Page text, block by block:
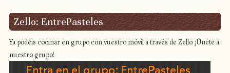
Zello: EntrePasteles
Ya podéis cocinar en grupo con vuestro móvil a través de Zello ¡Únete a
nuestro grupo!